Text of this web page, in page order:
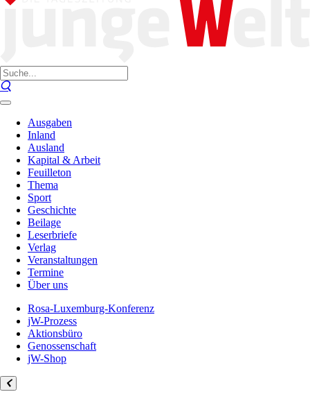
Ausgaben
Inland
Ausland
Kapital & Arbeit
Feuilleton
Thema
Sport
Geschichte
Beilage
Leserbriefe
Verlag
Veranstaltungen
Termine
Über uns
Rosa-Luxemburg-Konferenz
jW-Prozess
Aktionsbüro
Genossenschaft
jW-Shop